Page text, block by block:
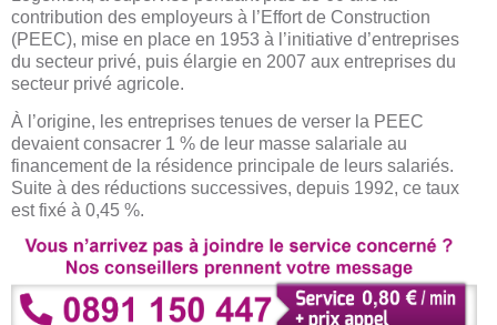
contribution des employeurs à l’Effort de Construction
(PEEC), mise en place en 1953 à l’initiative d’entreprises
du secteur privé, puis élargie en 2007 aux entreprises du
secteur privé agricole.
À l’origine, les entreprises tenues de verser la PEEC
devaient consacrer 1 % de leur masse salariale au
financement de la résidence principale de leurs salariés.
Suite à des réductions successives, depuis 1992, ce taux
est fixé à 0,45 %.